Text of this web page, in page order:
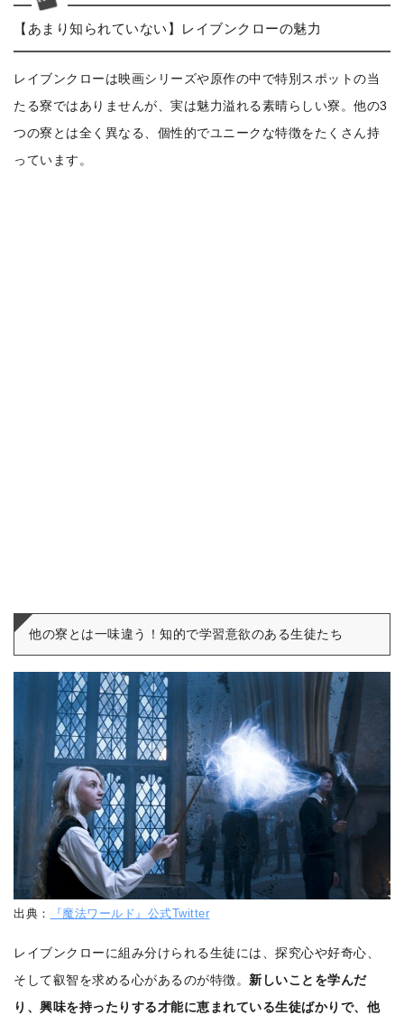
【あまり知られていない】レイブンクローの魅力
レイブンクローは映画シリーズや原作の中で特別スポットの当
たる寮ではありませんが、実は魅力溢れる素晴らしい寮。他の3
つの寮とは全く異なる、個性的でユニークな特徴をたくさん持
っています。
他の寮とは一味違う！知的で学習意欲のある生徒たち
出典： 『魔法ワールド』公式Twitter
レイブンクローに組み分けられる生徒には、探究心や好奇心、
そして叡智を求める心があるのが特徴。 新しいことを学んだ
り、興味を持ったりする才能に恵まれている生徒ばかりで、他